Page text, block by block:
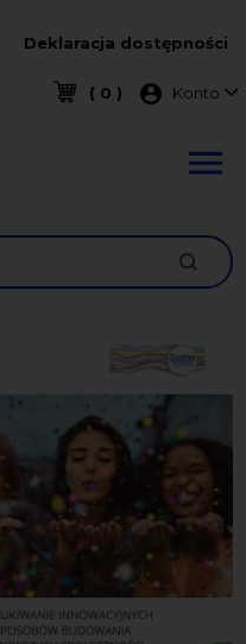
Deklaracja dostępności
( 0 ) Menu
Konto